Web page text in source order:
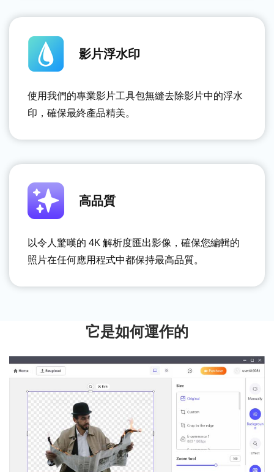
影片浮水印
使用我們的專業影片工具包無縫去除影片中的浮水
印，確保最終產品精美。
高品質
以令人驚嘆的 4K 解析度匯出影像，確保您編輯的
照片在任何應用程式中都保持最高品質。
它是如何運作的